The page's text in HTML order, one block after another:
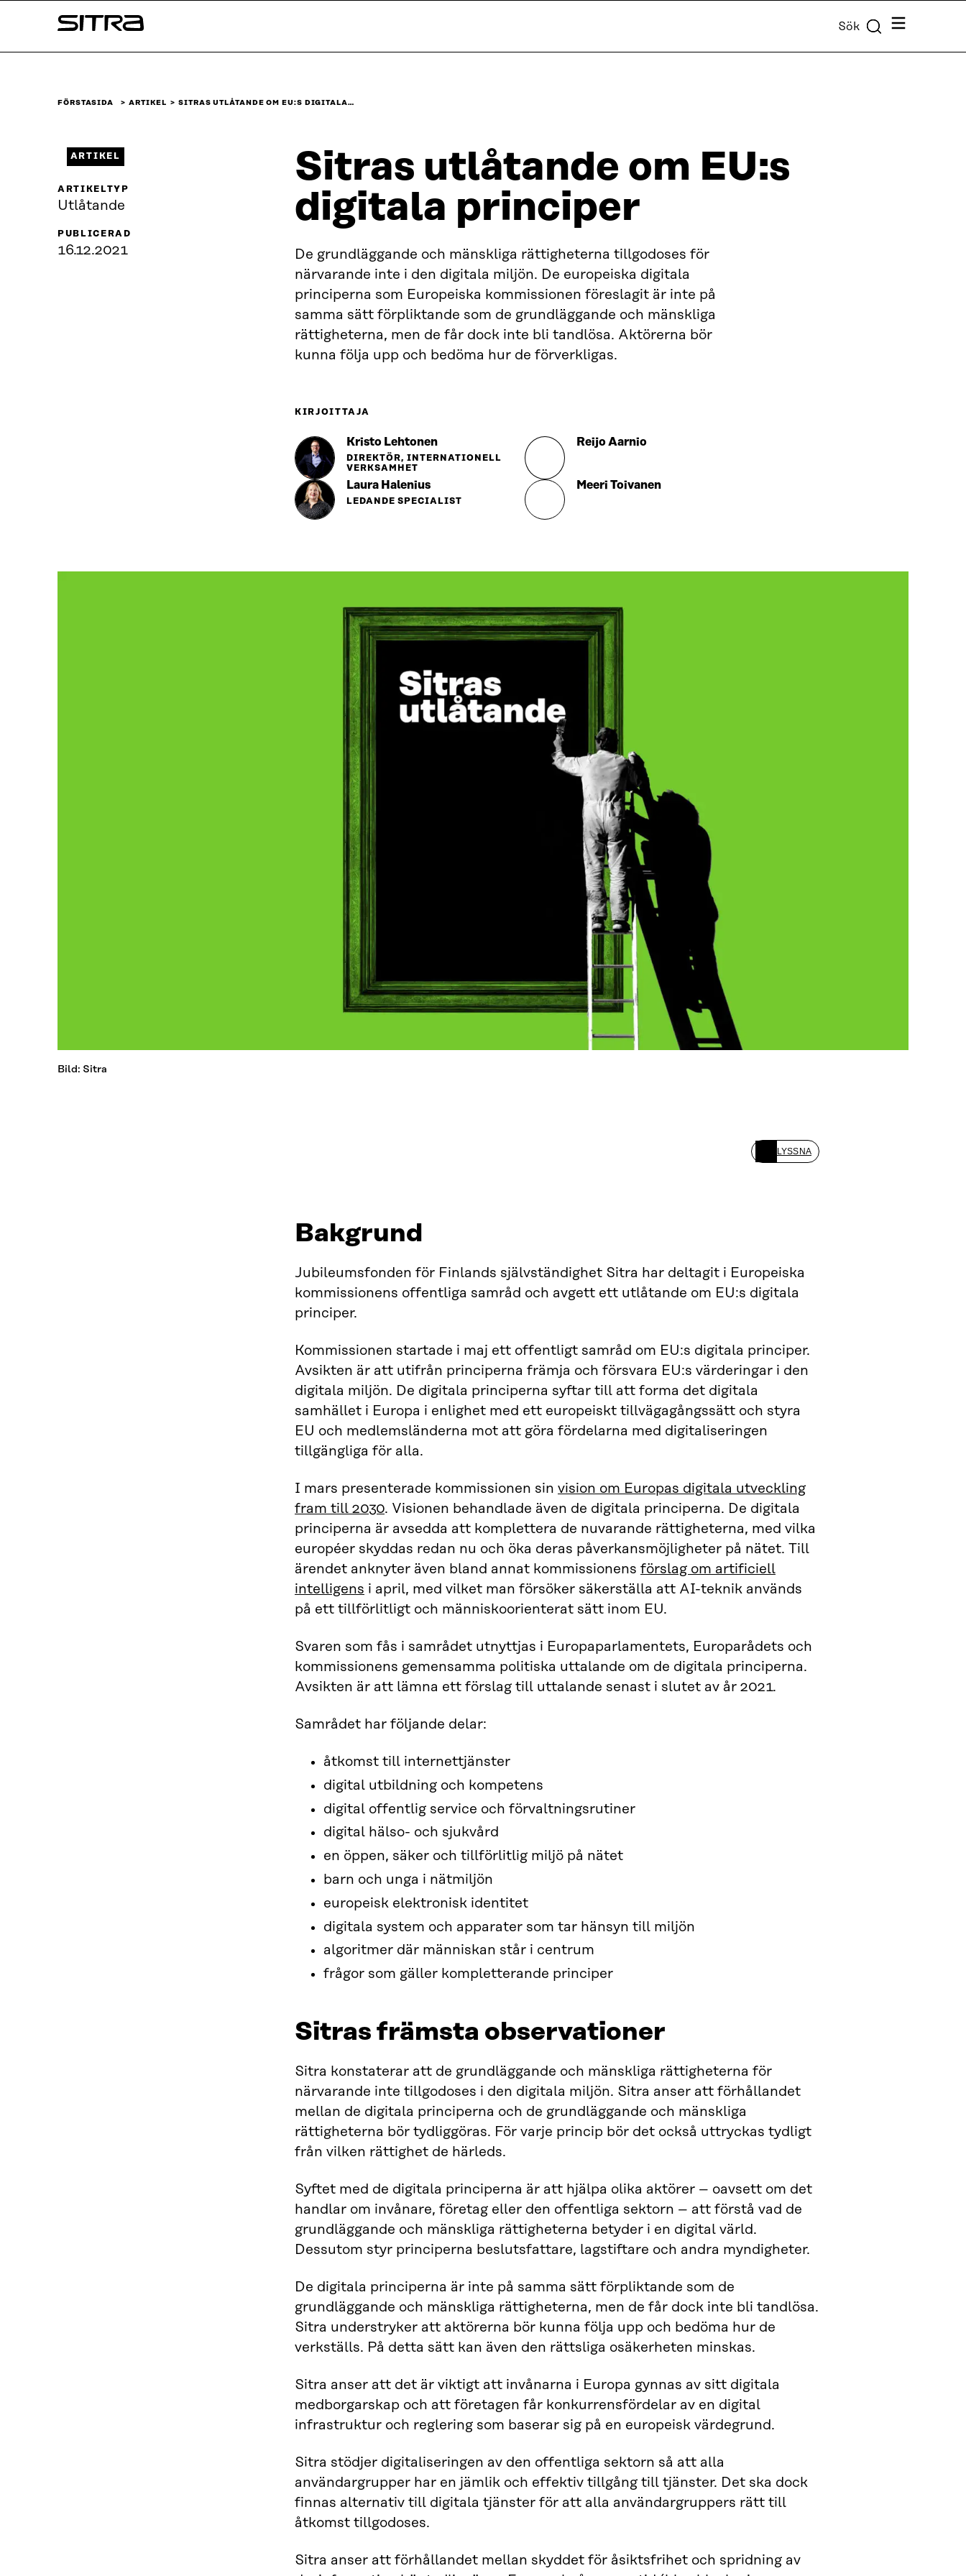
↓
Sitra Sök Meny
FÖRSTASIDA ARTIKEL SITRAS UTLÅTANDE OM EU:S DIGITALA…
Sitras utlåtande om EU:s
digitala principer
De grundläggande och mänskliga rättigheterna tillgodoses för
närvarande inte i den digitala miljön. De europeiska digitala
principerna som Europeiska kommissionen föreslagit är inte på
samma sätt förpliktande som de grundläggande och mänskliga
rättigheterna, men de får dock inte bli tandlösa. Aktörerna bör
kunna följa upp och bedöma hur de förverkligas.
KIRJOITTAJA
Kristo Lehtonen
DIREKTÖR, INTERNATIONELL
VERKSAMHET
Reijo Aarnio
Laura Halenius
LEDANDE SPECIALIST
Meeri Toivanen
ARTIKEL
ARTIKELTYP
Utlåtande
PUBLICERAD
16.12.2021
Bild: Sitra
LYSSNA
Bakgrund
Jubileumsfonden för Finlands självständighet Sitra har deltagit i Europeiska
kommissionens offentliga samråd och avgett ett utlåtande om EU:s digitala
principer.
Kommissionen startade i maj ett offentligt samråd om EU:s digitala principer.
Avsikten är att utifrån principerna främja och försvara EU:s värderingar i den
digitala miljön. De digitala principerna syftar till att forma det digitala
samhället i Europa i enlighet med ett europeiskt tillvägagångssätt och styra
EU och medlemsländerna mot att göra fördelarna med digitaliseringen
tillgängliga för alla.
I mars presenterade kommissionen sin vision om Europas digitala utveckling
fram till 2030. Visionen behandlade även de digitala principerna. De digitala
principerna är avsedda att komplettera de nuvarande rättigheterna, med vilka
européer skyddas redan nu och öka deras påverkansmöjligheter på nätet. Till
ärendet anknyter även bland annat kommissionens förslag om artificiell
intelligens i april, med vilket man försöker säkerställa att AI-teknik används
på ett tillförlitligt och människoorienterat sätt inom EU.
Svaren som fås i samrådet utnyttjas i Europaparlamentets, Europarådets och
kommissionens gemensamma politiska uttalande om de digitala principerna.
Avsikten är att lämna ett förslag till uttalande senast i slutet av år 2021.
Samrådet har följande delar:
åtkomst till internettjänster
digital utbildning och kompetens
digital offentlig service och förvaltningsrutiner
digital hälso- och sjukvård
en öppen, säker och tillförlitlig miljö på nätet
barn och unga i nätmiljön
europeisk elektronisk identitet
digitala system och apparater som tar hänsyn till miljön
algoritmer där människan står i centrum
frågor som gäller kompletterande principer
Sitras främsta observationer
Sitra konstaterar att de grundläggande och mänskliga rättigheterna för
närvarande inte tillgodoses i den digitala miljön. Sitra anser att förhållandet
mellan de digitala principerna och de grundläggande och mänskliga
rättigheterna bör tydliggöras. För varje princip bör det också uttryckas tydligt
från vilken rättighet de härleds.
Syftet med de digitala principerna är att hjälpa olika aktörer – oavsett om det
handlar om invånare, företag eller den offentliga sektorn – att förstå vad de
grundläggande och mänskliga rättigheterna betyder i en digital värld.
Dessutom styr principerna beslutsfattare, lagstiftare och andra myndigheter.
De digitala principerna är inte på samma sätt förpliktande som de
grundläggande och mänskliga rättigheterna, men de får dock inte bli tandlösa.
Sitra understryker att aktörerna bör kunna följa upp och bedöma hur de
verkställs. På detta sätt kan även den rättsliga osäkerheten minskas.
Sitra anser att det är viktigt att invånarna i Europa gynnas av sitt digitala
medborgarskap och att företagen får konkurrensfördelar av en digital
infrastruktur och reglering som baserar sig på en europeisk värdegrund.
Sitra stödjer digitaliseringen av den offentliga sektorn så att alla
användargrupper har en jämlik och effektiv tillgång till tjänster. Det ska dock
finnas alternativ till digitala tjänster för att alla användargruppers rätt till
åtkomst tillgodoses.
Sitra anser att förhållandet mellan skyddet för åsiktsfrihet och spridning av